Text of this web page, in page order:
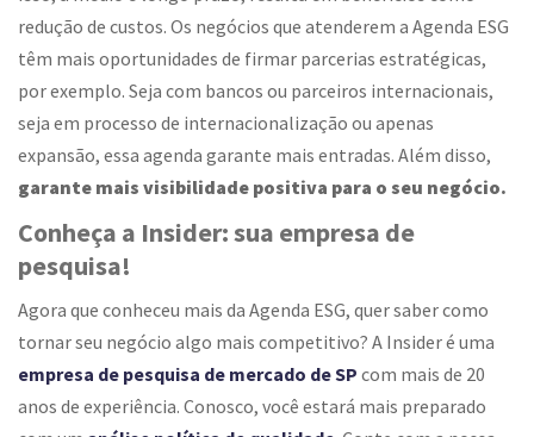
redução de custos. Os negócios que atenderem a Agenda ESG
têm mais oportunidades de firmar parcerias estratégicas,
por exemplo. Seja com bancos ou parceiros internacionais,
seja em processo de internacionalização ou apenas
expansão, essa agenda garante mais entradas. Além disso,
garante mais visibilidade positiva para o seu negócio.
Conheça a Insider: sua empresa de
pesquisa!
Agora que conheceu mais da Agenda ESG, quer saber como
tornar seu negócio algo mais competitivo? A Insider é uma
empresa de pesquisa de mercado de SP com mais de 20
anos de experiência. Conosco, você estará mais preparado